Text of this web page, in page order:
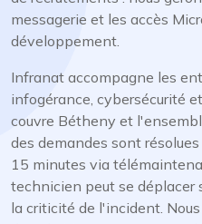
messagerie et les accès
développement.
Infranat accompagne les
infogérance, cybersécurité
couvre Bétheny et
des demandes sont
15 minutes via
technicien peut se déplacer
la criticité de l'incident.